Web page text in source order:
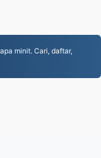
minit. Cari, daftar,